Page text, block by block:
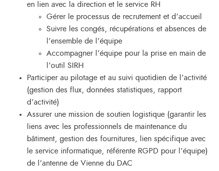
en lien avec la direction et le service RH
Gérer le processus de recrutement et d’accueil
Suivre les congés, récupérations et absences de
l’ensemble de l’équipe
Accompagner l’équipe pour la prise en main de
l’outil SIRH
Participer au pilotage et au suivi quotidien de l’activité
(gestion des flux, données statistiques, rapport
d’activité)
Assurer une mission de soutien logistique (garantir les
liens avec les professionnels de maintenance du
bâtiment, gestion des fournitures, lien spécifique avec
le service informatique, référente RGPD pour l’équipe)
de l’antenne de Vienne du DAC